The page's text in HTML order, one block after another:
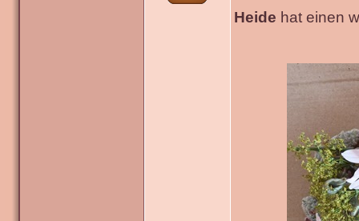
Heide hat einen